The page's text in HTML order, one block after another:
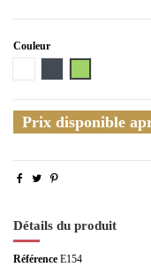
Couleur
Prix disponible
Détails du produit
Référence E154